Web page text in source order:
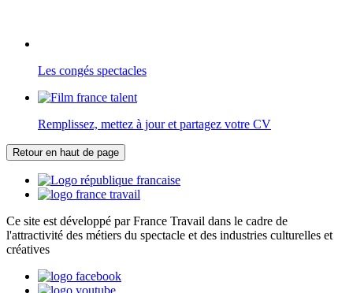
Les congés spectacles
Remplissez, mettez à jour et partagez votre CV
Retour en haut de page
Ce site est développé par France Travail dans le cadre de
l'attractivité des métiers du spectacle et des industries culturelles et
créatives